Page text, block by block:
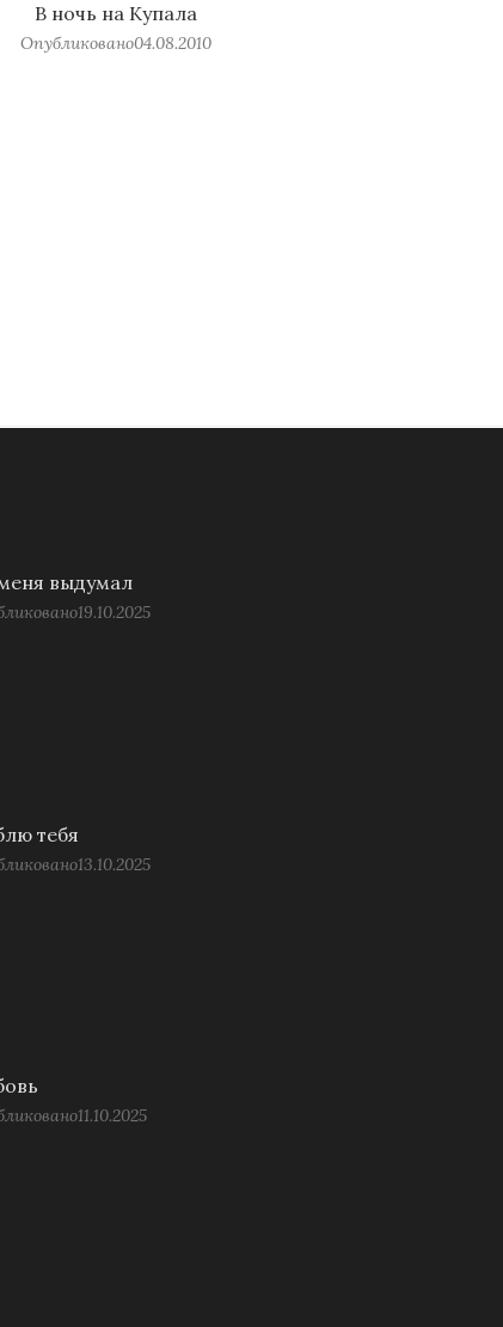
В ночь на Купала
Опубликовано04.08.2010
выдумал
19.10.2025
тебя
13.10.2025
11.10.2025